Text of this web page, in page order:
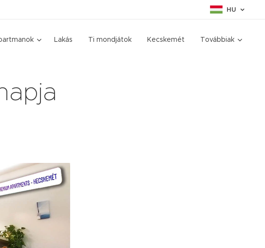
HU
Lakás Ti mondjátok Kecskemét Továbbiak